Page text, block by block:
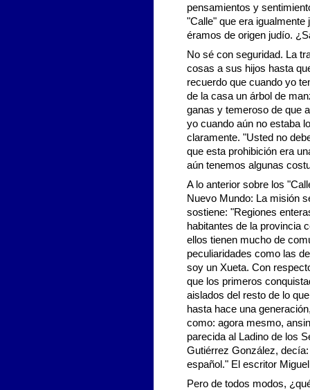
pensamientos y
"Calle" que era
éramos de origen judío.
No sé con seguridad. La
cosas a sus hijos hasta
recuerdo que cuando yo
de la casa un árbol de
ganas y temeroso de que
yo cuando aún no estaba
claramente. "Usted no
que esta prohibición era
aún tenemos algunas
A lo anterior sobre los
Nuevo Mundo: La misión
sostiene: "Regiones
habitantes de la provincia
ellos tienen mucho de
peculiaridades como las
soy un Xueta. Con
que los primeros
aislados del resto de lo
hasta hace una
como: agora mesmo,
parecida al Ladino de los
Gutiérrez González,
español." El escritor
Pero de todos modos,